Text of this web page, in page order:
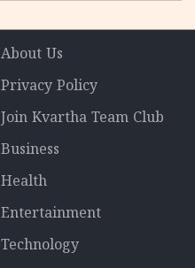
About Us
Privacy Policy
Join Kvartha Team Club
Business
Health
Entertainment
Technology